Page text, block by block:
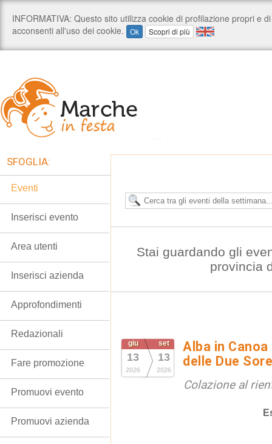
Stai guardando gli
provincia
giu
13
2026
set
13
2026
Alba in
delle Due
Colazione al
SFOGLIA:
Eventi
Inserisci evento
Area utenti
Inserisci azienda
Approfondimenti
Redazionali
Fare promozione
Promuovi evento
Promuovi azienda